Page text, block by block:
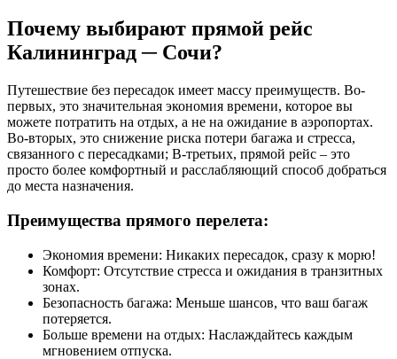
Почему выбирают прямой рейс
Калининград ─ Сочи?
Путешествие без пересадок имеет массу преимуществ. Во-
первых, это значительная экономия времени, которое вы
можете потратить на отдых, а не на ожидание в аэропортах.
Во-вторых, это снижение риска потери багажа и стресса,
связанного с пересадками; В-третьих, прямой рейс – это
просто более комфортный и расслабляющий способ добраться
до места назначения.
Преимущества прямого перелета:
Экономия времени: Никаких пересадок, сразу к морю!
Комфорт: Отсутствие стресса и ожидания в транзитных
зонах.
Безопасность багажа: Меньше шансов, что ваш багаж
потеряется.
Больше времени на отдых: Наслаждайтесь каждым
мгновением отпуска.